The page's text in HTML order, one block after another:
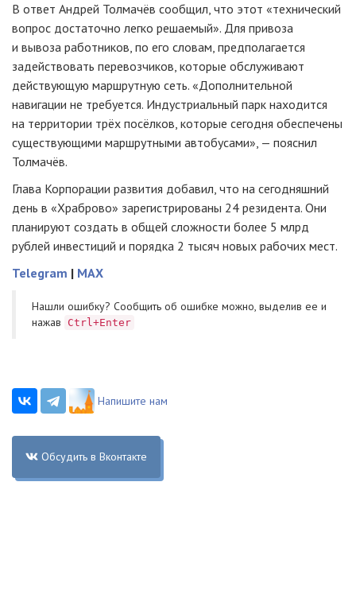
В ответ Андрей Толмачёв сообщил, что этот «технический
вопрос достаточно легко решаемый». Для привоза
и вывоза работников, по его словам, предполагается
задействовать перевозчиков, которые обслуживают
действующую маршрутную сеть. «Дополнительной
навигации не требуется. Индустриальный парк находится
на территории трёх посёлков, которые сегодня обеспечены
существующими маршрутными автобусами», — пояснил
Толмачёв.
Глава Корпорации развития добавил, что на сегодняшний
день в «Храброво» зарегистрированы 24 резидента. Они
планируют создать в общей сложности более 5 млрд
рублей инвестиций и порядка 2 тысяч новых рабочих мест.
Telegram | MAX
Нашли ошибку? Cообщить об ошибке можно, выделив ее и
нажав
Ctrl+Enter
Напишите нам
Обсудить в Вконтакте